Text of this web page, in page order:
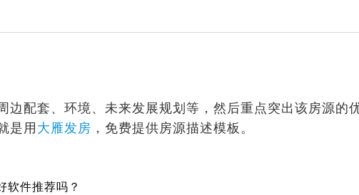
边配套、环境、未来发展规划等，然后重点突出该房源的
是用大雁发房 ，免费提供房源描述模板。
软件推荐吗？